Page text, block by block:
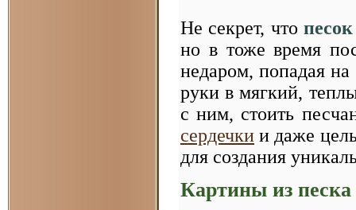
Не секрет, чтопесок
но в тоже время
недаром, попадая
руки в мягкий,
с ним, стоить
сердечки и даже
для создания
Картины из